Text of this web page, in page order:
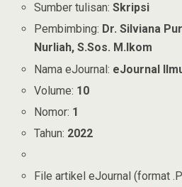
Sumber tulisan:Skripsi
Pembimbing: Dr. Silviana
Nurliah, S.Sos. M.Ikom
Nama eJournal: eJournal
Volume: 10
Nomor: 1
Tahun: 2022
File artikel eJournal (format